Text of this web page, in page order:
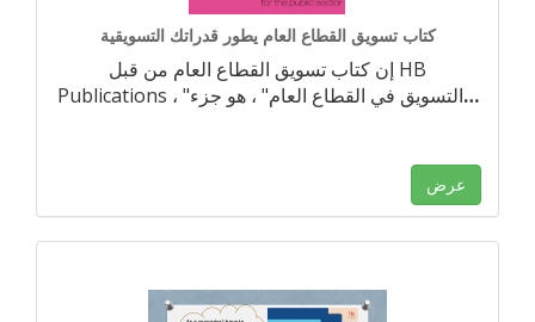
كتاب تسويق القطاع العام يطور قدراتك التسويقية
إن كتاب تسويق القطاع العام من قبل HB
Publications ، "التسويق في القطاع العام" ، هو جزء…
عرض